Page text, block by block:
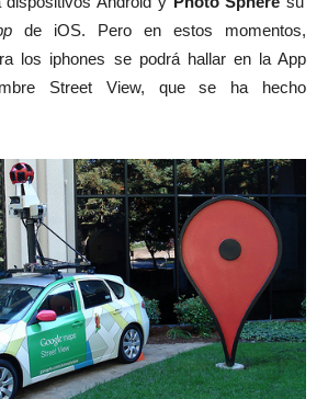
de iOS. Pero en estos momentos,
los iphones se podrá hallar en la App
Street View, que se ha hecho